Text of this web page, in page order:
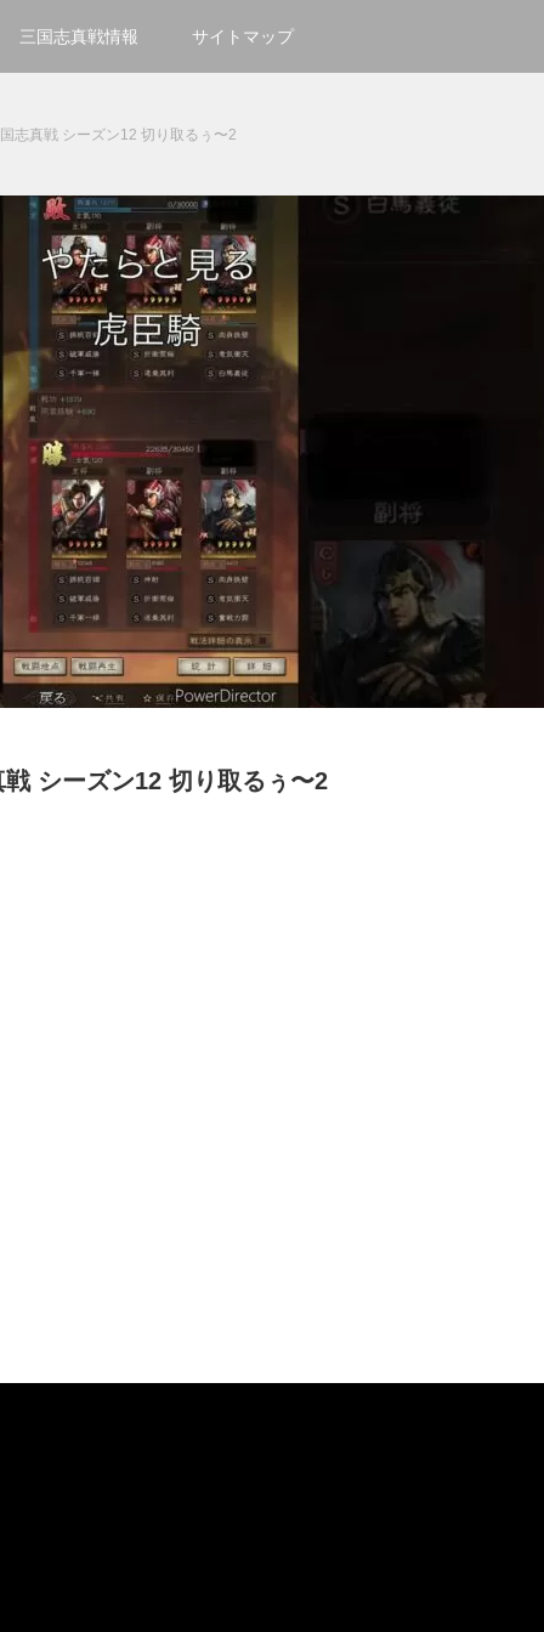
三国志真戦情報 サイトマップ
志真戦 シーズン12 切り取るぅ〜2
シーズン12 切り取るぅ〜2